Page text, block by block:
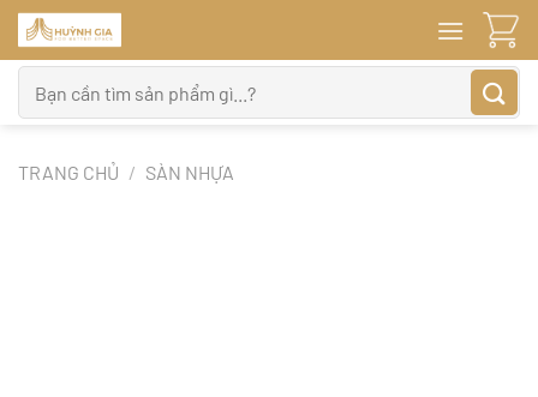
Bỏ
qua
nội
dung
kiếm:
TRANG CHỦ / SÀN NHỰA